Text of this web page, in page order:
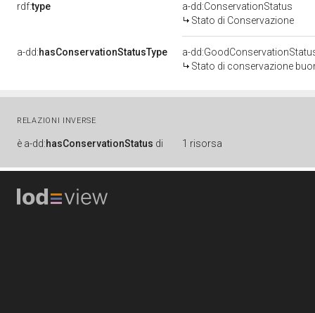
rdf:type
a-dd:ConservationStatus
Stato di Conservazione
a-dd:hasConservationStatusType
a-
Stato di conservazione
RELAZIONI INVERSE
è a-dd:hasConservationStatus di 1 risorsa